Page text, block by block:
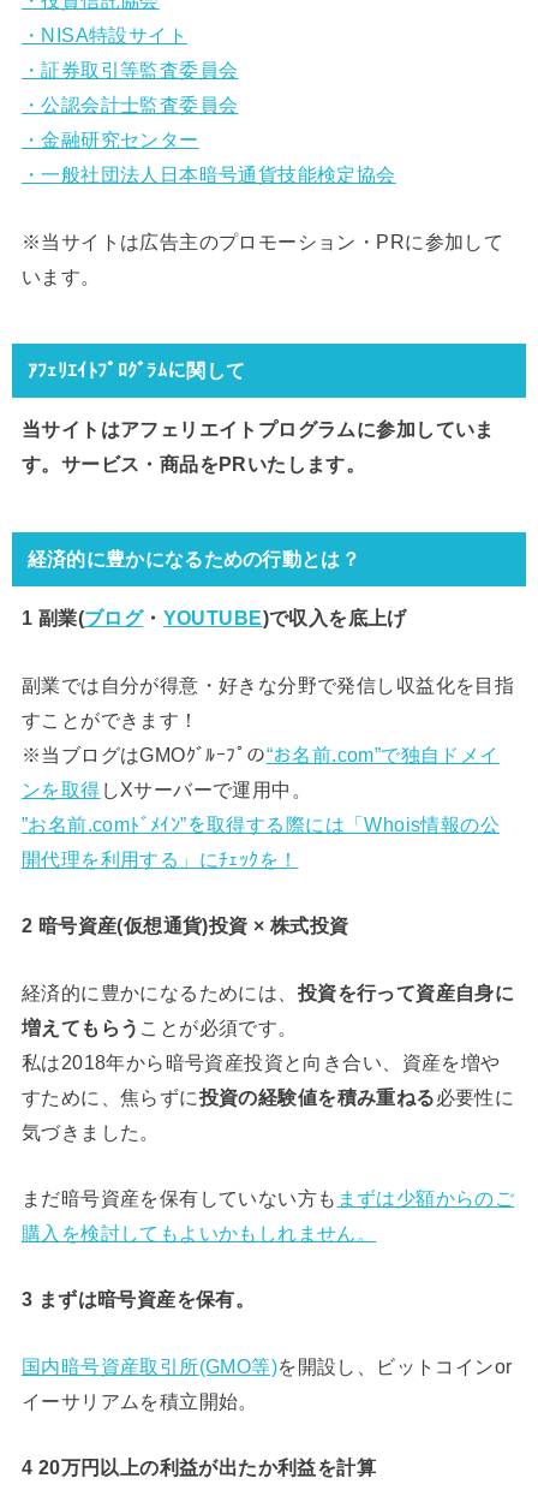
・NISA特設サイト
・証券取引等監査委員会
・公認会計士監査委員会
・金融研究センター
・一般社団法人日本暗号通貨技能検定協会
※当サイトは広告主のプロモーション・PRに参加して
います。
ｱﾌｪﾘｴｲﾄﾌﾟﾛｸﾞﾗﾑに関して
当サイトはアフェリエイトプログラムに参加していま
す。サービス・商品をPRいたします。
経済的に豊かになるための行動とは？
1 副業(ブログ・ YOUTUBE)で収入を底上げ
副業では自分が得意・好きな分野で発信し収益化を目指
すことができます！
※当ブログはGMOｸﾞﾙｰﾌﾟの“お名前.com”で独自ドメイ
ンを取得 しXサーバーで運用中。
”お名前.comﾄﾞﾒｲﾝ”を取得する際には「Whois情報の公
開代理を利用する」にﾁｪｯｸを！
2 暗号資産(仮想通貨)投資 × 株式投資
経済的に豊かになるためには、 投資を行って資産自身に
増えてもらう ことが必須です。
私は2018年から暗号資産投資と向き合い、資産を増や
すために、焦らずに投資の経験値を積み重ねる必要性に
気づきました。
まだ暗号資産を保有していない方も まずは少額からのご
購入を検討してもよいかもしれません。
3 まずは暗号資産を保有。
国内暗号資産取引所(GMO等)を開設し、ビットコインor
イーサリアムを積立開始。
4 20万円以上の利益が出たか利益を計算